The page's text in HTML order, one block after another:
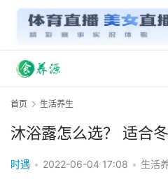
首页 生活养生
沐浴露怎么选？ 适合
时遇 • 2022-06-04 17:08 • 生活